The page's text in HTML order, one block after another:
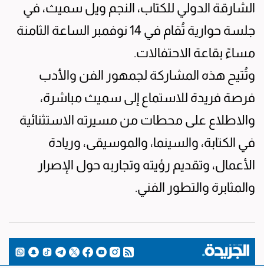
الشارقة الدولي للكتاب، النجم ويل سميث، في
جلسة حوارية تُقام في 14 نوفمبر الساعة الثامنة
مساءً بقاعة الاحتفالات.
وتُتيح هذه المشاركة لجمهور الفن والأدب
فرصة فريدة للاستماع إلى سميث مباشرة،
والاطلاع على محطات من مسيرته الاستثنائية
في الكتابة، والسينما، والموسيقى، وريادة
الأعمال، وتقديم رؤيته وتجاربه حول الإصرار
والمثابرة والتطور الفني.